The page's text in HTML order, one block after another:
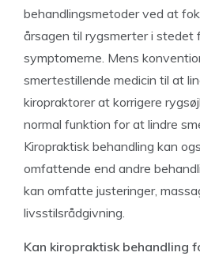
behandlingsmetoder ved at
årsagen til rygsmerter i stedet
symptomerne. Mens
smertestillende medicin til at
kiropraktorer at korrigere
normal funktion for at lindre
Kiropraktisk behandling kan
omfattende end andre
kan omfatte justeringer,
livsstilsrådgivning.
Kan kiropraktisk behandling